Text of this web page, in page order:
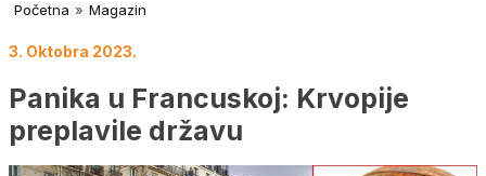
Početna » Magazin
3. Oktobra 2023.
Panika u Francuskoj: Krvopije
preplavile državu